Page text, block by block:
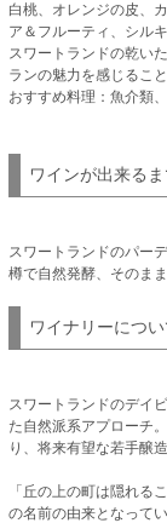
白桃、オレンジの皮、
ア＆フルーティ、シル
スワートランドの乾い
ランの魅力を感じるこ
おすすめ料理：魚介類
ワインが出来る
スワートランドのパー
樽で自然発酵、そのま
ワイナリーについ
スワートランドのデイ
た自然派系アプローチ
り、将来有望な若手醸造
「丘の上の町は隠れる
の名前の由来となって